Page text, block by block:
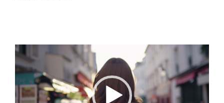
動
画
プ
レ
ー